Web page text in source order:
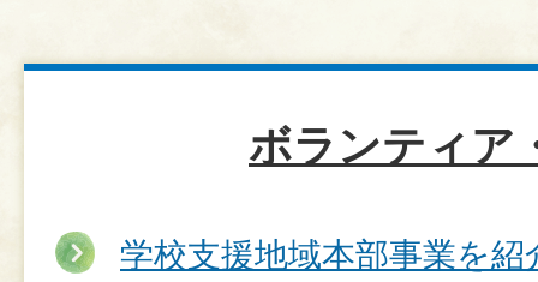
ボランティア
学校支援地域本部事業を紹